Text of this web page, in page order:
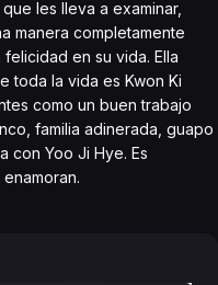
les lleva a examinar,
manera completamente
en su vida. Ella
toda la vida es Kwon Ki
como un buen trabajo
familia adinerada, guapo
con Yoo Ji Hye. Es